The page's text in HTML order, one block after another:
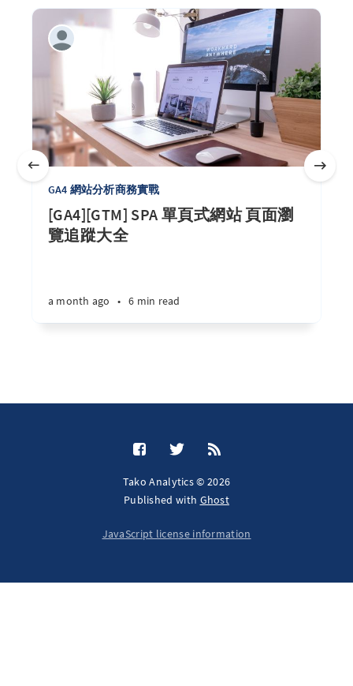
GA4 網站分析商務實戰
[GA4][GTM] SPA 單頁式網站 頁面瀏
覽追蹤大全
a month ago • 6 min read
Tako Analytics © 2026
Published with Ghost
JavaScript license information